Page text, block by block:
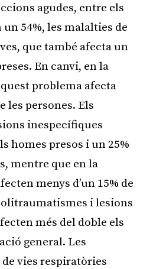
agudes, entre els
un 54%, les malalties de
que també afecta un
En canvi, en la
problema afecta
les persones. Els
inespecífiques
homes presos i un 25%
mentre que en la
menys d’un 15% de
i lesions
més del doble els
general. Les
vies respiratòries